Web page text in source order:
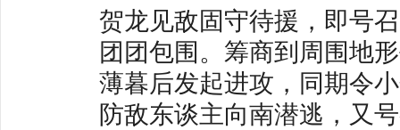
贺龙见敌固守待援，即号
团团包围。筹商到周围地
薄暮后发起进攻，同期令
防敌东谈主向南潜逃，又